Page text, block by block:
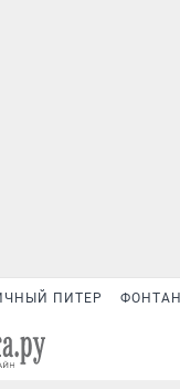
ПИТЕР